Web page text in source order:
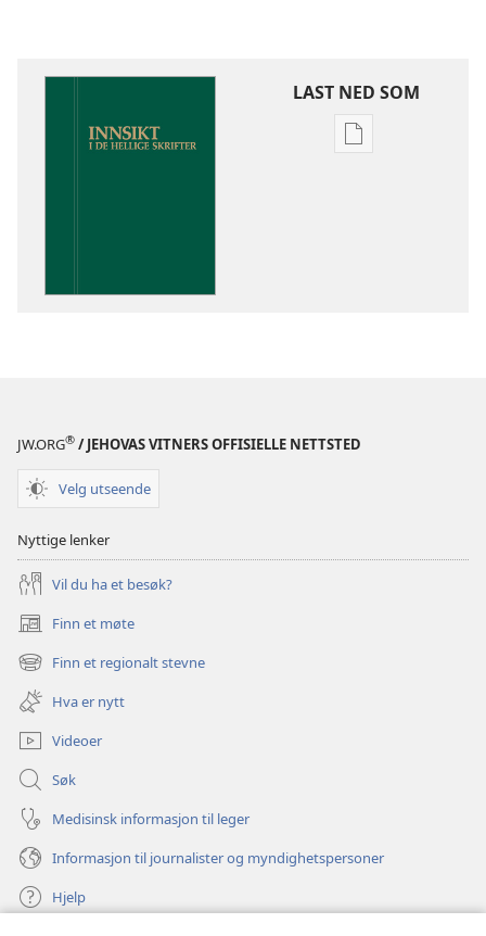
LAST NED SOM
JW.ORG® / JEHOVAS VITNERS OFFISIELLE NETTSTED
Velg utseende
Nyttige lenker
Vil du ha et besøk?
Finn et møte
(åpner
nytt
vindu)
Finn et regionalt stevne
(åpner
nytt
vindu)
Hva er nytt
Videoer
Søk
Medisinsk informasjon til leger
Informasjon til journalister og myndighetspersoner
Hjelp